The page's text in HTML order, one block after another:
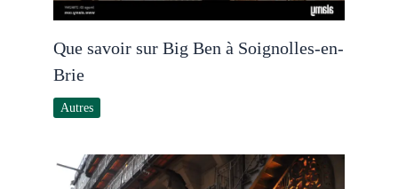
Que savoir sur Big Ben à Soignolles-en-
Brie
Autres